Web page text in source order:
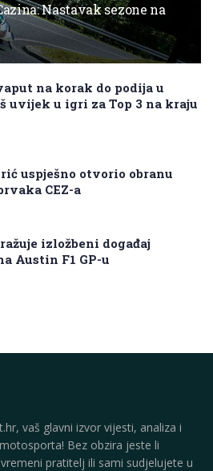
Nastavak sezone na
na korak do podija u
uvijek u igri za Top 3 na kraju
uspješno otvorio obranu
CEZ-a
izložbeni događaj
Austin F1 GP-u
vaš glavni izvor vijesti, analiza i
Bez obzira jeste li
pratitelj ili sami sudjelujete u